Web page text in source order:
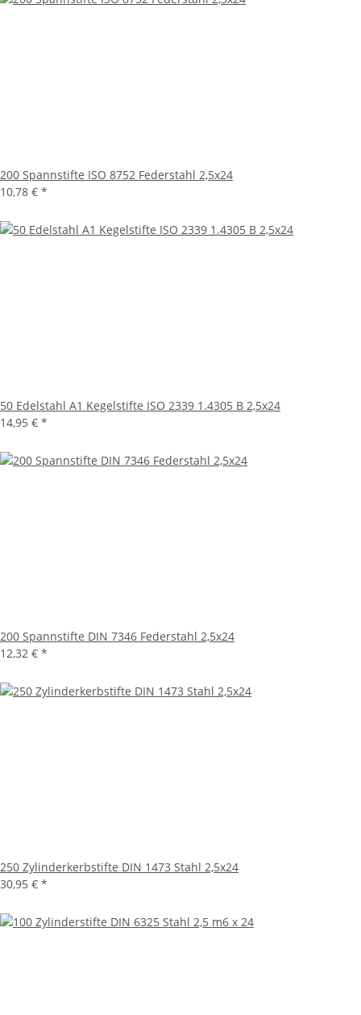
200 Spannstifte ISO 8752 Federstahl 2,5x24
10,78 € *
50 Edelstahl A1 Kegelstifte ISO 2339 1.4305 B 2,5x24
14,95 € *
200 Spannstifte DIN 7346 Federstahl 2,5x24
12,32 € *
250 Zylinderkerbstifte DIN 1473 Stahl 2,5x24
30,95 € *